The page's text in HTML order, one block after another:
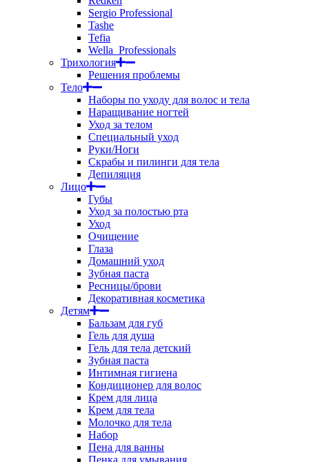
Sergio Professional
Tashe
Tefia
Wella_Professionals
Трихология
Решения проблемы
Тело
Наборы по уходу для волос и тела
Наращивание ногтей
Уход за телом
Специальный уход
Руки/Ноги
Скрабы и пилинги для тела
Депиляция
Лицо
Губы
Уход за полостью рта
Уход
Очищение
Глаза
Домашний уход
Зубная паста
Ресницы/брови
Декоративная косметика
Детям
Бальзам для губ
Гель для душа
Гель для тела детский
Зубная паста
Интимная гигиена
Кондиционер для волос
Крем для лица
Крем для тела
Молочко для тела
Набор
Пена для ванны
Пенка для умывания